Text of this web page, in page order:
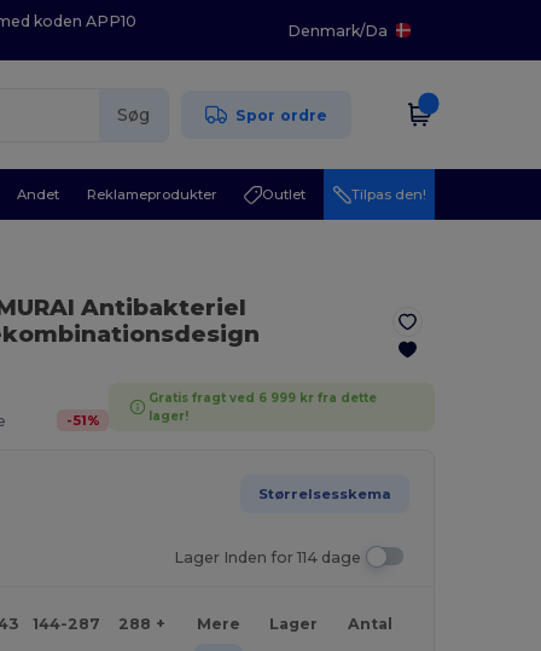
koden APP10
Denmark/Da
Søg Spor ordre
Andet Reklameprodukter Outlet Tilpas den!
Antibakteriel
-51%
Gratis fragt ved 6 999 kr fra dette
lager!
Størrelsesskema
Lager Inden for 114 dage
144-287 288 + Mere Lager Antal